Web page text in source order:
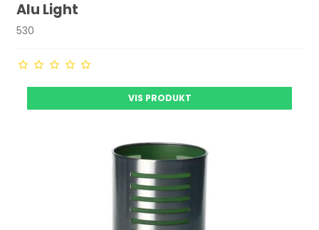
Alu Light
530
VIS PRODUKT